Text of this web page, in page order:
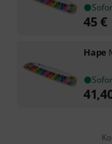
45€
Hape